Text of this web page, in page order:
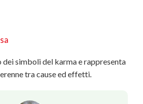
dei simboli del karma e rappresenta
tra cause ed effetti.